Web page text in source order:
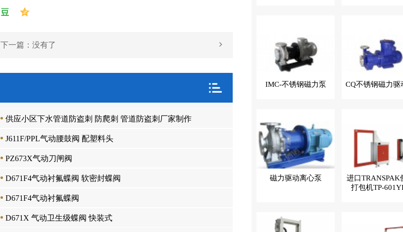
下一篇：没有了
供应小区下水管道防盗刺 防爬刺 管道防盗刺厂家制作
J611F/PPL气动腰鼓阀 配塑料头
PZ673X气动刀闸阀
D671F4气动衬氟蝶阀 软密封蝶阀
D671F4气动衬氟蝶阀
D671X 气动卫生级蝶阀 快装式
IMC-不锈钢磁力泵 CQ不锈钢磁力驱
磁力驱动离心泵
进口TRANSPAK
打包机TP-